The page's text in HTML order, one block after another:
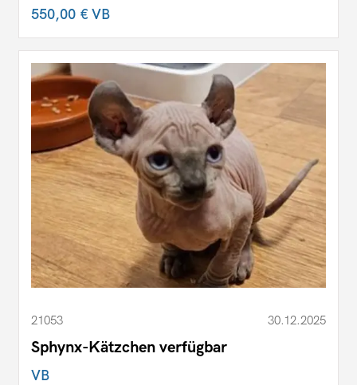
550,00 €VB
21053 30.12.2025
Sphynx-Kätzchen verfügbar
VB